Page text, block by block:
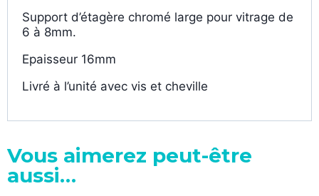
Support d’étagère chromé large pour vitrage de
6 à 8mm.
Epaisseur 16mm
Livré à l’unité avec vis et cheville
Vous aimerez peut-être
aussi…